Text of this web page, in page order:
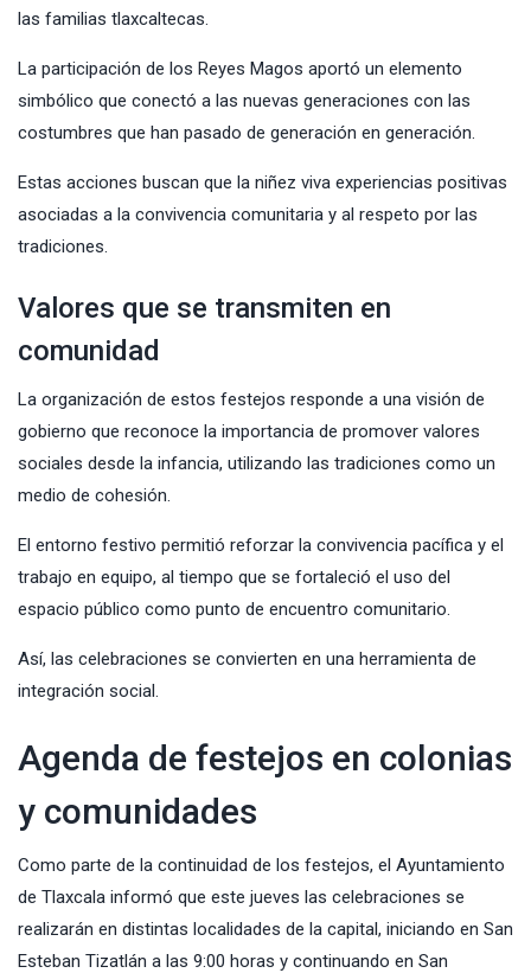
las familias tlaxcaltecas.
La participación de los Reyes Magos aportó un elemento
simbólico que conectó a las nuevas generaciones con las
costumbres que han pasado de generación en generación.
Estas acciones buscan que la niñez viva experiencias positivas
asociadas a la convivencia comunitaria y al respeto por las
tradiciones.
Valores que se transmiten en
comunidad
La organización de estos festejos responde a una visión de
gobierno que reconoce la importancia de promover valores
sociales desde la infancia, utilizando las tradiciones como un
medio de cohesión.
El entorno festivo permitió reforzar la convivencia pacífica y el
trabajo en equipo, al tiempo que se fortaleció el uso del
espacio público como punto de encuentro comunitario.
Así, las celebraciones se convierten en una herramienta de
integración social.
Agenda de festejos en colonias
y comunidades
Como parte de la continuidad de los festejos, el Ayuntamiento
de Tlaxcala informó que este jueves las celebraciones se
realizarán en distintas localidades de la capital, iniciando en San
Esteban Tizatlán a las 9:00 horas y continuando en San